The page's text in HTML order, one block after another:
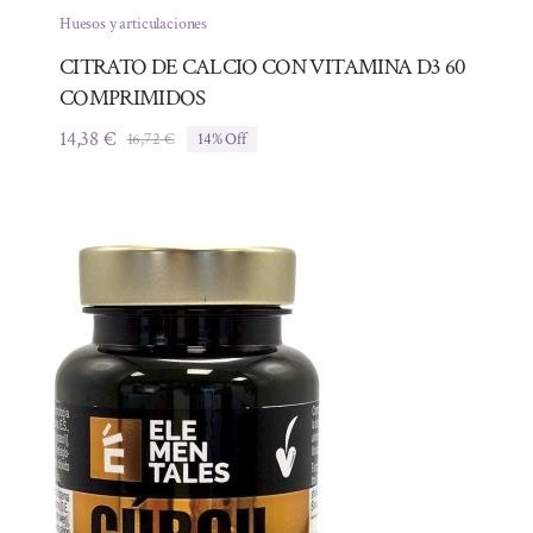
Huesos y articulaciones
CITRATO DE CALCIO CON VITAMINA D3 60
COMPRIMIDOS
16,72€El
16,72 €.
14,38 €
El
14,38 €.
14% Off